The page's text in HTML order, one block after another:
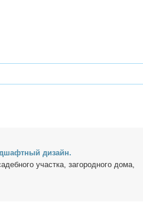
ди­зайн.
участ­ка, за­го­род­но­го до­ма,